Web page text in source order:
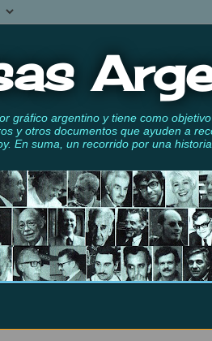
gráfico argentino y tiene como
y otros documentos que ayuden a
En suma, un recorrido por una